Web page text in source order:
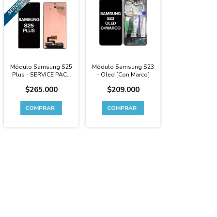
Módulo Samsung S25
Plus - SERVICE PACK
$265.000
Módulo Samsung S23
- Oled [Con Marco]
$209.000